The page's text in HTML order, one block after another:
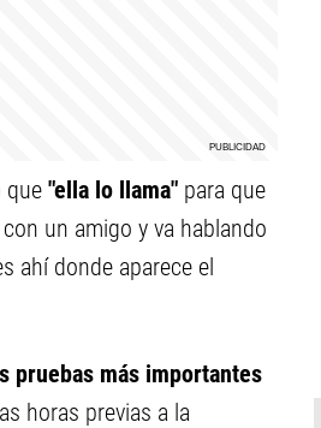
que "ella lo llama" para que
un amigo y va hablando
ahí donde aparece el
pruebas más importantes
horas previas a la